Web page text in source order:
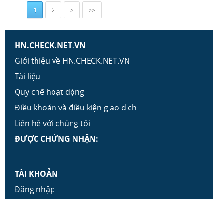
1 2 > >>
HN.CHECK.NET.VN
Giới thiệu về HN.CHECK.NET.VN
Tài liệu
Quy chế hoạt động
Điều khoản và điều kiện giao dịch
Liên hệ với chúng tôi
ĐƯỢC CHỨNG NHẬN:
TÀI KHOẢN
Đăng nhập